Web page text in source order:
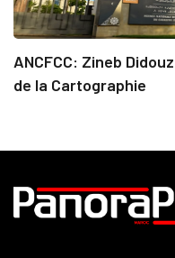
ANCFCC: Zineb
de la Cartographie